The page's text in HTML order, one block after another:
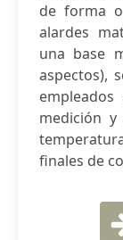
de forma
alardes
una base
aspectos),
medición
finales de